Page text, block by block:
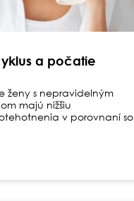
a počatie
ženy s nepravidelným
majú nižšiu
v porovnaní so
pravidelný.